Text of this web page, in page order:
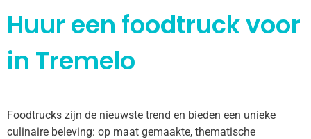
Huur een foodtruck voor
in Tremelo
Foodtrucks zijn de nieuwste trend en bieden een unieke
culinaire beleving: op maat gemaakte, thematische